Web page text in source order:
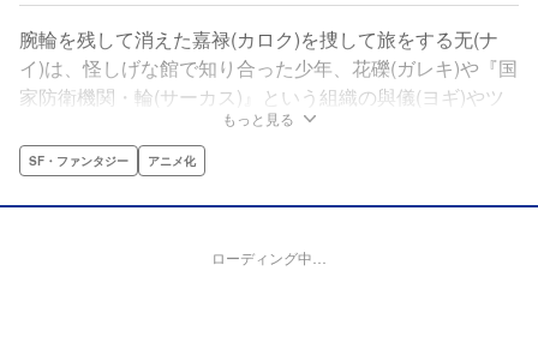
腕輪を残して消えた嘉禄(カロク)を捜して旅をする无(ナ
イ)は、怪しげな館で知り合った少年、花礫(ガレキ)や『国
家防衛機関・輪(サーカス)』という組織の與儀(ヨギ)やツ
クモ達と行動を共にすることになる。謎に包まれた嘉禄の
行方とは…!?今、腕輪と絆を巡る運命的な物語が紡がれて
いく――。独創的な物語を美麗でハイセンスな画面で描
く、大人気、ファンタジックサーカス開幕――!!!
もっと見る
SF・ファンタジー アニメ化
ローディング中…